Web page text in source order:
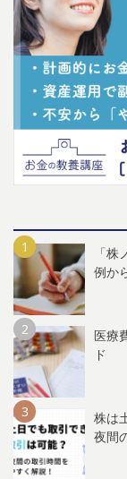
「
例か
医療
ド
株は
夜間